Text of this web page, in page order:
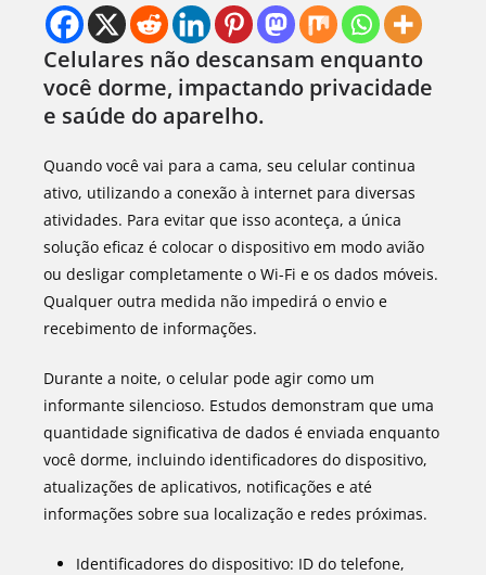
Celulares não descansam enquanto
você dorme, impactando privacidade
e saúde do aparelho.
Quando você vai para a cama, seu celular continua
ativo, utilizando a conexão à internet para diversas
atividades. Para evitar que isso aconteça, a única
solução eficaz é colocar o dispositivo em modo avião
ou desligar completamente o Wi-Fi e os dados móveis.
Qualquer outra medida não impedirá o envio e
recebimento de informações.
Durante a noite, o celular pode agir como um
informante silencioso. Estudos demonstram que uma
quantidade significativa de dados é enviada enquanto
você dorme, incluindo identificadores do dispositivo,
atualizações de aplicativos, notificações e até
informações sobre sua localização e redes próximas.
Identificadores do dispositivo: ID do telefone,